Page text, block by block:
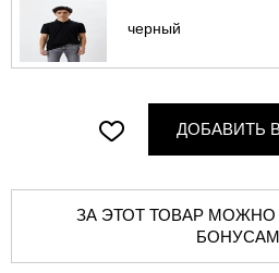
черный
ДОБАВИТЬ
ЗА ЭТОТ ТОВАР МОЖНО РАСПЛАТИТЬСЯ